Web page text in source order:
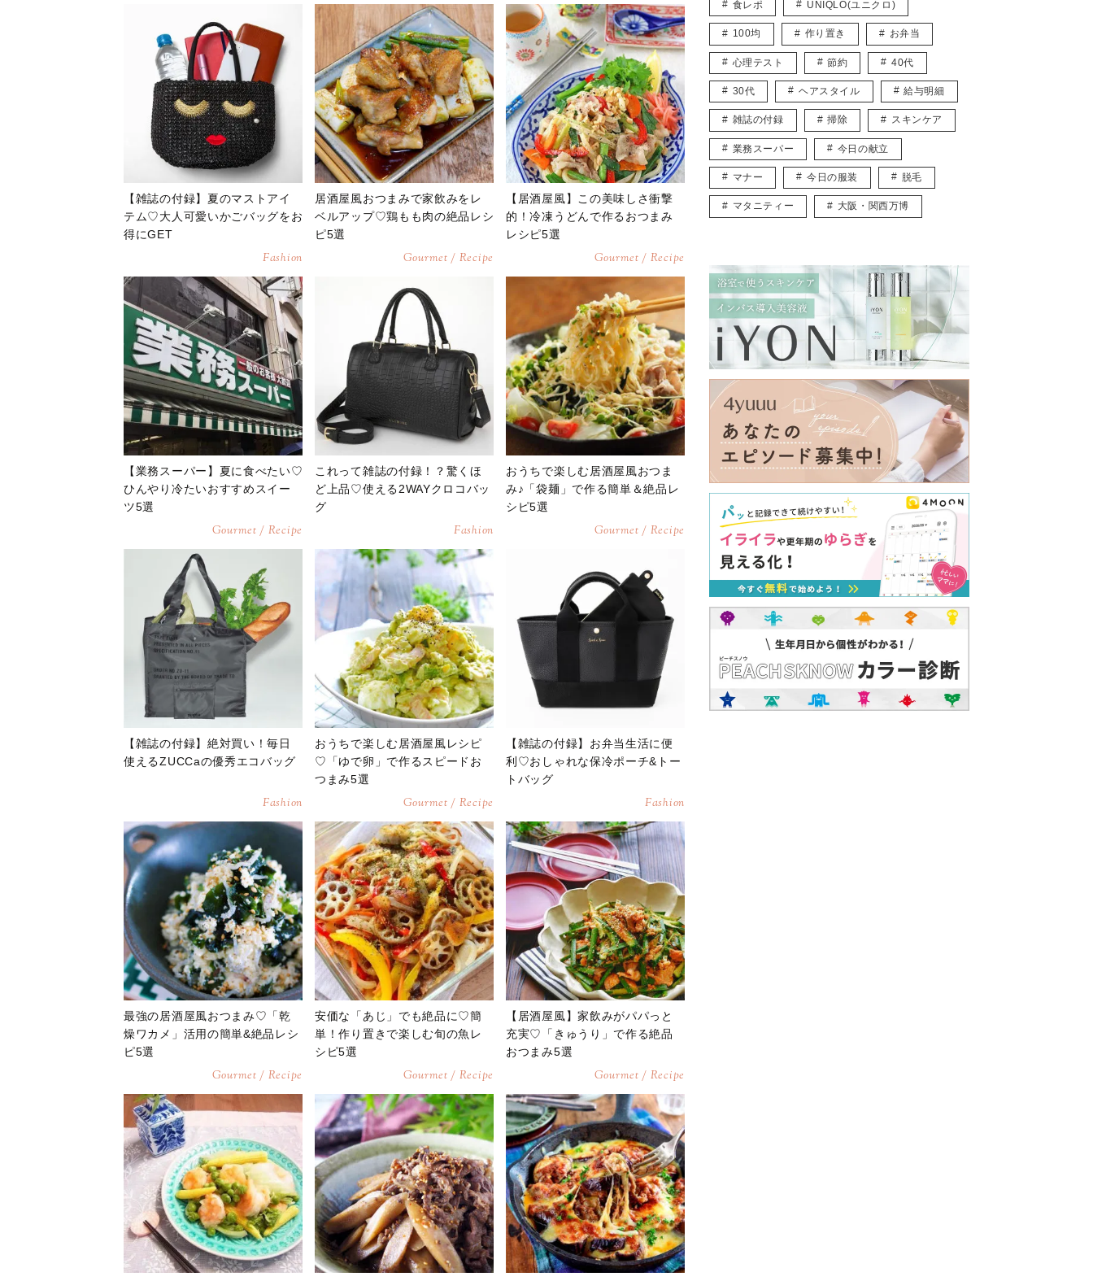
【雑誌の付録】夏のマストアイ
テム♡大人可愛いかごバッグをお
得にGET
Fashion
居酒屋風おつまみで家飲みをレ
ベルアップ♡鶏もも肉の絶品レシ
ピ5選
Gourmet / Recipe
【居酒屋風】この美味しさ衝撃
的！冷凍うどんで作るおつまみ
レシピ5選
Gourmet / Recipe
【業務スーパー】夏に食べたい♡
ひんやり冷たいおすすめスイー
ツ5選
Gourmet / Recipe
これって雑誌の付録！？驚くほ
ど上品♡使える2WAYクロコバッ
グ
Fashion
おうちで楽しむ居酒屋風おつま
み♪「袋麺」で作る簡単＆絶品レ
シピ5選
Gourmet / Recipe
【雑誌の付録】絶対買い！毎日
使えるZUCCaの優秀エコバッグ
Fashion
おうちで楽しむ居酒屋風レシピ
♡「ゆで卵」で作るスピードお
つまみ5選
Gourmet / Recipe
【雑誌の付録】お弁当生活に便
利♡おしゃれな保冷ポーチ&トー
トバッグ
Fashion
最強の居酒屋風おつまみ♡「乾
燥ワカメ」活用の簡単&絶品レシ
ピ5選
Gourmet / Recipe
安価な「あじ」でも絶品に♡簡
単！作り置きで楽しむ旬の魚レ
シピ5選
Gourmet / Recipe
【居酒屋風】家飲みがパパっと
充実♡「きゅうり」で作る絶品
おつまみ5選
Gourmet / Recipe
食レポ UNIQLO(ユニクロ)
100均 作り置き お弁当
心理テスト 節約 40代
30代 ヘアスタイル 給与明細
雑誌の付録 掃除 スキンケア
業務スーパー 今日の献立
マナー 今日の服装 脱毛
マタニティー 大阪・関西万博